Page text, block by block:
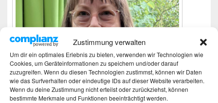
Zustimmung verwalten
Um dir ein optimales Erlebnis zu bieten, verwenden wir Technologien wie
Cookies, um Geräteinformationen zu speichern und/oder darauf
zuzugreifen. Wenn du diesen Technologien zustimmst, können wir Daten
wie das Surfverhalten oder eindeutige IDs auf dieser Website verarbeiten.
Wenn du deine Zustimmung nicht erteilst oder zurückziehst, können
bestimmte Merkmale und Funktionen beeinträchtigt werden.